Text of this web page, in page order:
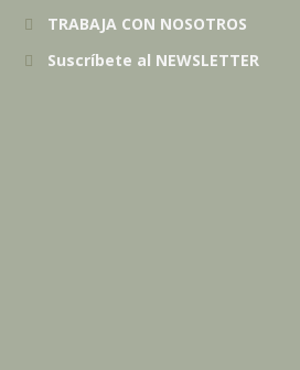
TRABAJA CON NOSOTROS
Suscríbete al NEWSLETTER